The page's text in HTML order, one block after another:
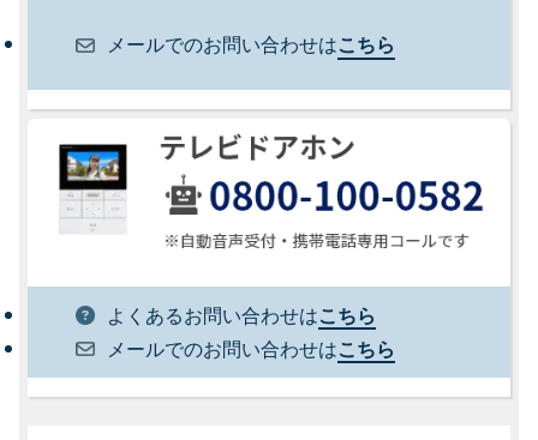
メールでのお問い合わせはこちら
よくあるお問い合わせはこちら
メールでのお問い合わせはこちら